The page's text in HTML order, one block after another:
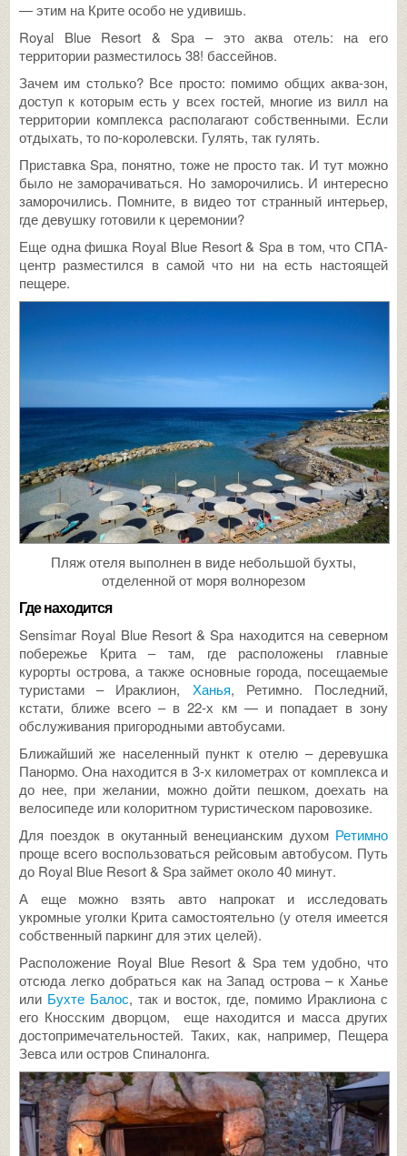
— этим на Крите особо не удивишь.
Royal Blue Resort & Spa – это аква отель: на его
территории разместилось 38! бассейнов.
Зачем им столько? Все просто: помимо общих аква-зон,
доступ к которым есть у всех гостей, многие из вилл на
территории комплекса располагают собственными. Если
отдыхать, то по-королевски. Гулять, так гулять.
Приставка Spa, понятно, тоже не просто так. И тут можно
было не заморачиваться. Но заморочились. И интересно
заморочились. Помните, в видео тот странный интерьер,
где девушку готовили к церемонии?
Еще одна фишка Royal Blue Resort & Spa в том, что СПА-
центр разместился в самой что ни на есть настоящей
пещере.
Пляж отеля выполнен в виде небольшой бухты,
отделенной от моря волнорезом
Где находится
Sensimar Royal Blue Resort & Spa находится на северном
побережье Крита – там, где расположены главные
курорты острова, а также основные города, посещаемые
туристами – Ираклион, Ханья, Ретимно. Последний,
кстати, ближе всего – в 22-х км — и попадает в зону
обслуживания пригородными автобусами.
Ближайший же населенный пункт к отелю – деревушка
Панормо. Она находится в 3-х километрах от комплекса и
до нее, при желании, можно дойти пешком, доехать на
велосипеде или колоритном туристическом паровозике.
Для поездок в окутанный венецианским духом Ретимно
проще всего воспользоваться рейсовым автобусом. Путь
до Royal Blue Resort & Spa займет около 40 минут.
А еще можно взять авто напрокат и исследовать
укромные уголки Крита самостоятельно (у отеля имеется
собственный паркинг для этих целей).
Расположение Royal Blue Resort & Spa тем удобно, что
отсюда легко добраться как на Запад острова – к Ханье
или Бухте Балос, так и восток, где, помимо Ираклиона с
его Кносским дворцом, еще находится и масса других
достопримечательностей. Таких, как, например, Пещера
Зевса или остров Спиналонга.